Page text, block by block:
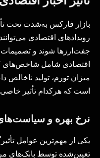
بازار فارکس به‌شدت تحت
رویدادهای اقتصادی
جفت‌ارزها شوند و تصمیمات
اقتصادی شامل شاخص‌های
میزان تورم، تولید
است که هرکدام تأثیر خاصی
نرخ بهره و
یکی از مهم‌ترین عوامل
تعیین‌شده توسط بانک‌های